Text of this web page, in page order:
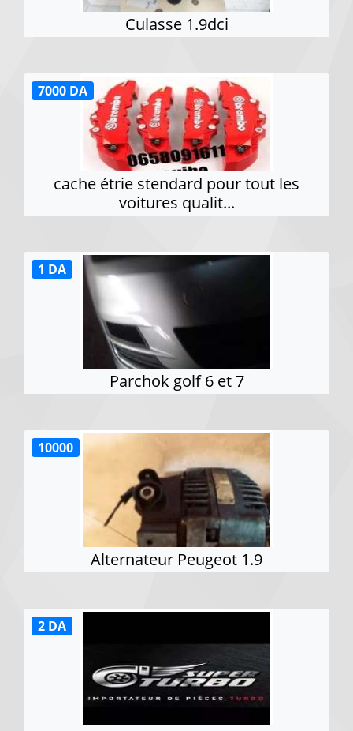
Culasse 1.9dci
cache étrie stendard pour tout les
voitures qualit...
7000 DA
Parchok golf 6 et 7
1 DA
Alternateur Peugeot 1.9
10000
2 DA